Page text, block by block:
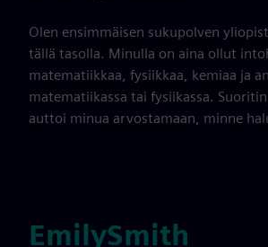
Olen ensimmäisen sukupolven
tällä tasolla. Minulla on aina ollut
matematiikkaa, fysiikkaa, kemiaa ja
matematiikassa tai fysiikassa.
auttoi minua arvostamaan, minne
EmilySmith